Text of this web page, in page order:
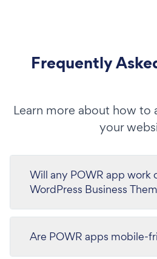
Frequently
Learn more about how to
your
Will any POWR app work
WordPress Business
Are POWR apps mobile-